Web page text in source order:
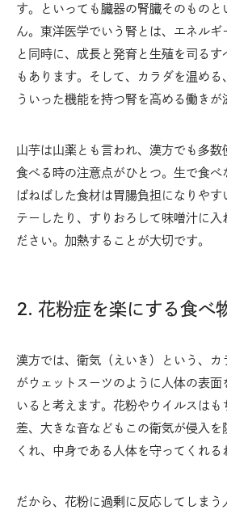
す。といっても臓器の腎臓そのもの
ん。東洋医学でいう腎とは、エネルギ
と同時に、成長と発育と生殖を司る
もあります。そして、カラダを温め
ういった機能を持つ腎を高める働きが
山芋は山薬とも言われ、漢方でも多数
食べる時の注意点がひとつ。生で食べ
ばねばした食材は胃腸負担になりやす
テーしたり、すりおろして味噌汁に入
ださい。加熱することが大切です。
2. 花粉症を楽にする食べ
漢方では、衛気（えいき）という、カ
がウェットスーツのように人体の表面
いると考えます。花粉やウイルスは
差、大きな音などもこの衛気が侵入を
くれ、中身である人体を守ってくれる
だから、花粉に過剰に反応してしまう